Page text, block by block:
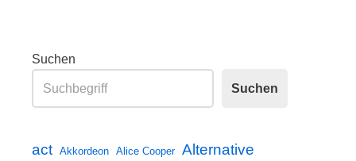
Suchen
Suchen
act Akkordeon Alice Cooper Alternative